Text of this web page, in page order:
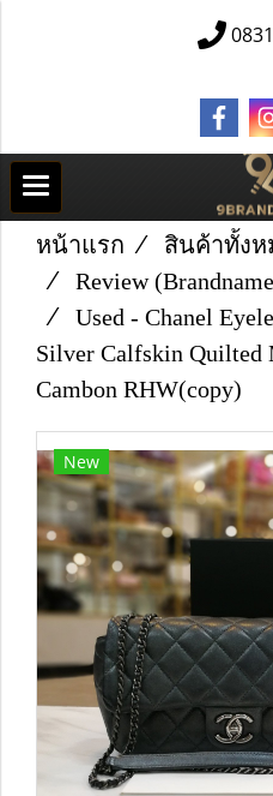
หน้าแรก
สินค้าทั้งห
Review
Used -​ Chanel
Silver Calfskin Quilted
Cambon RHW(copy)
New